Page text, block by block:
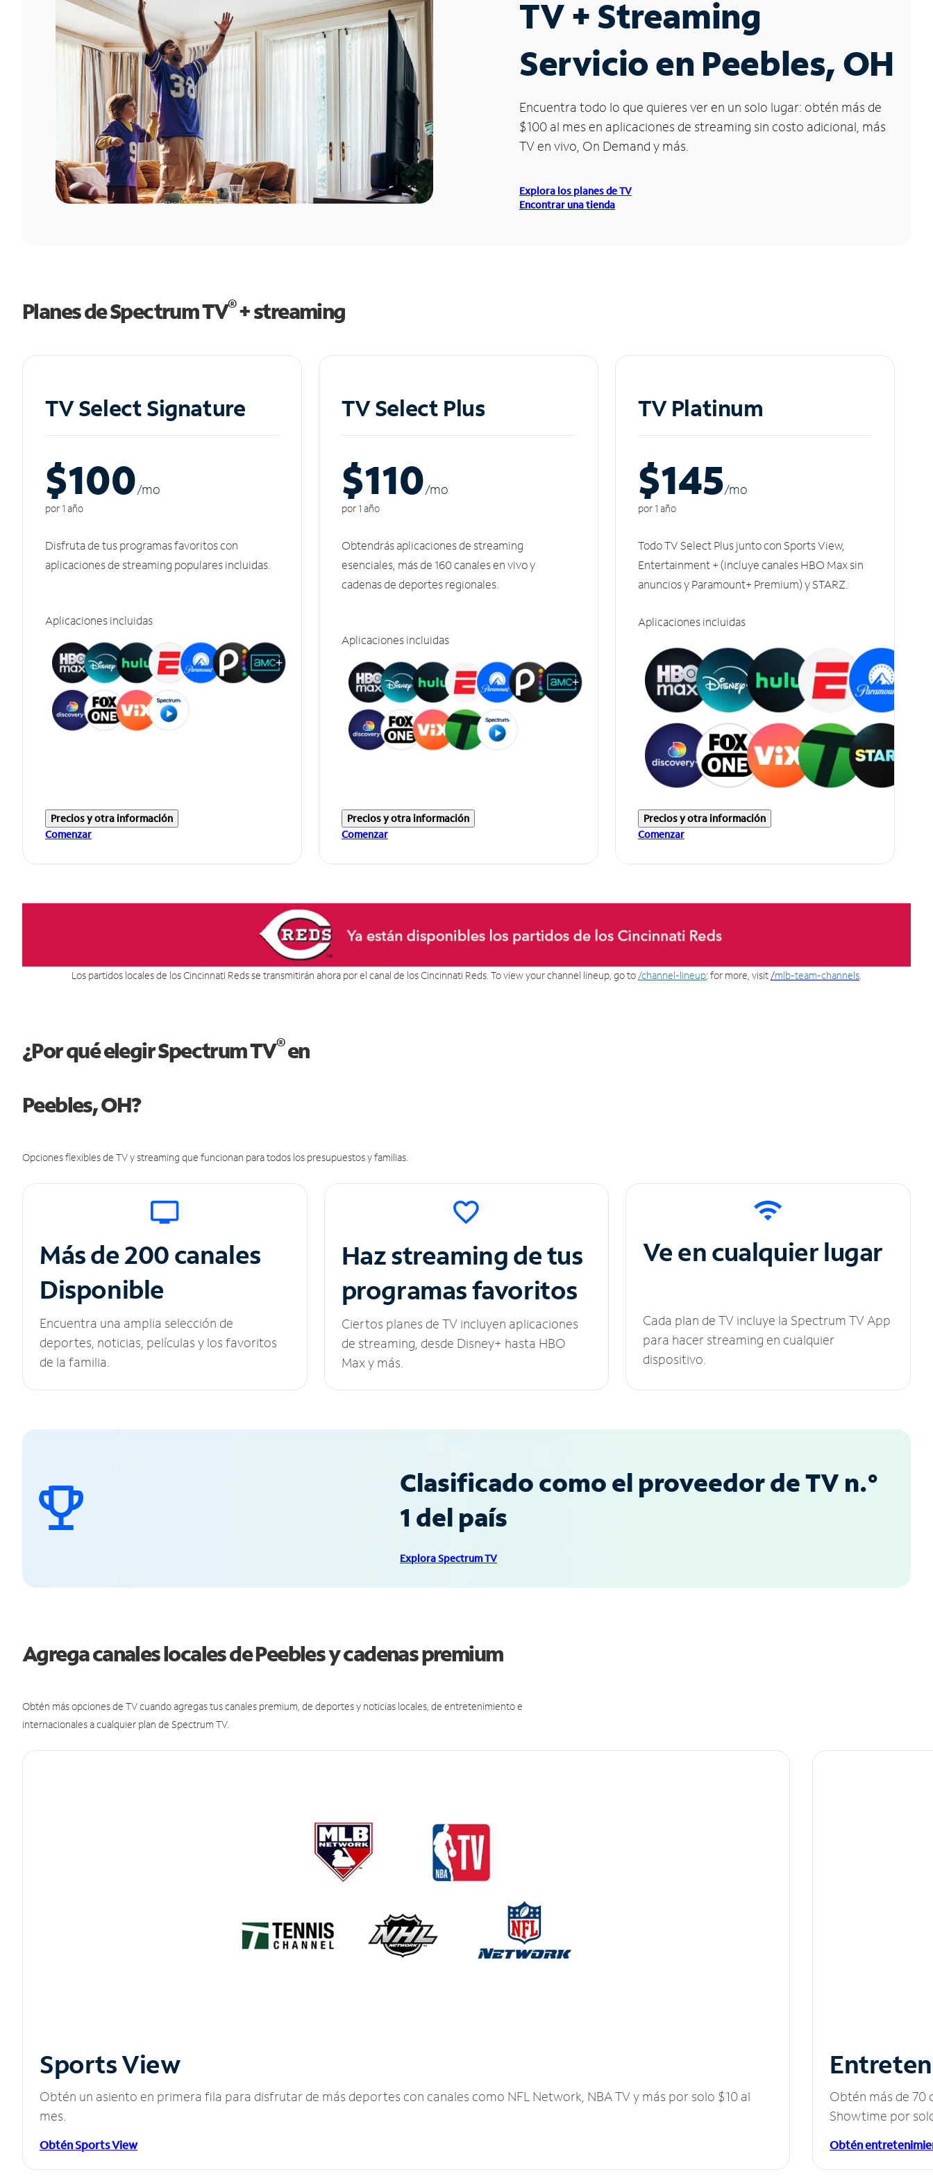
TV + Streaming
Servicio en Peebles, OH
Encuentra todo lo que quieres ver en un solo lugar: obtén más de
$100 al mes en aplicaciones de streaming sin costo adicional, más
TV en vivo, On Demand y más.
Explora los planes de TV
Encontrar una tienda
Planes de Spectrum TV®+ streaming
TV Select Signature
$100/mo
por 1 año
Disfruta de tus programas favoritos con
aplicaciones de streaming populares incluidas.
Aplicaciones incluidas
Precios y otra información
Comenzar
TV Select Plus
$110/mo
por 1 año
Obtendrás aplicaciones de streaming
esenciales, más de 160 canales en vivo y
cadenas de deportes regionales.
Aplicaciones incluidas
Precios y otra información
Comenzar
TV Platinum
$145/mo
por 1 año
Todo TV Select Plus junto con Sports View,
Entertainment + (incluye canales HBO Max sin
anuncios y Paramount+ Premium) y STARZ.
Aplicaciones incluidas
Precios y otra información
Comenzar
Los partidos locales de los Cincinnati Reds se transmitirán ahora por el canal de los Cincinnati Reds. To view your channel lineup, go to /channel-lineup; for more, visit /mlb-team-channels
¿Por qué elegir Spectrum TV®en
Peebles, OH?
Opciones flexibles de TV y streaming que funcionan para todos los presupuestos y familias.
Más de 200 canales
Disponible
Encuentra una amplia selección de
deportes, noticias, películas y los favoritos
de la familia.
Haz streaming de tus
programas favoritos
Ciertos planes de TV incluyen aplicaciones
de streaming, desde Disney+ hasta HBO
Max y más.
Ve en cualquier lugar
Cada plan de TV incluye la Spectrum TV App
para hacer streaming en cualquier
dispositivo.
Clasificado como el proveedor de TV n.°
1 del país
Explora Spectrum TV
Agrega canales locales de Peebles y cadenas premium
Obtén más opciones de TV cuando agregas tus canales premium, de deportes y noticias locales, de entretenimiento e
internacionales a cualquier plan de Spectrum TV.
Sports View
Obtén un asiento en primera fila para disfrutar de más deportes con canales como NFL Network, NBA TV y más por solo $10 al
mes.
Obtén Sports View
Obtén más de 70
Showtime por
Obtén